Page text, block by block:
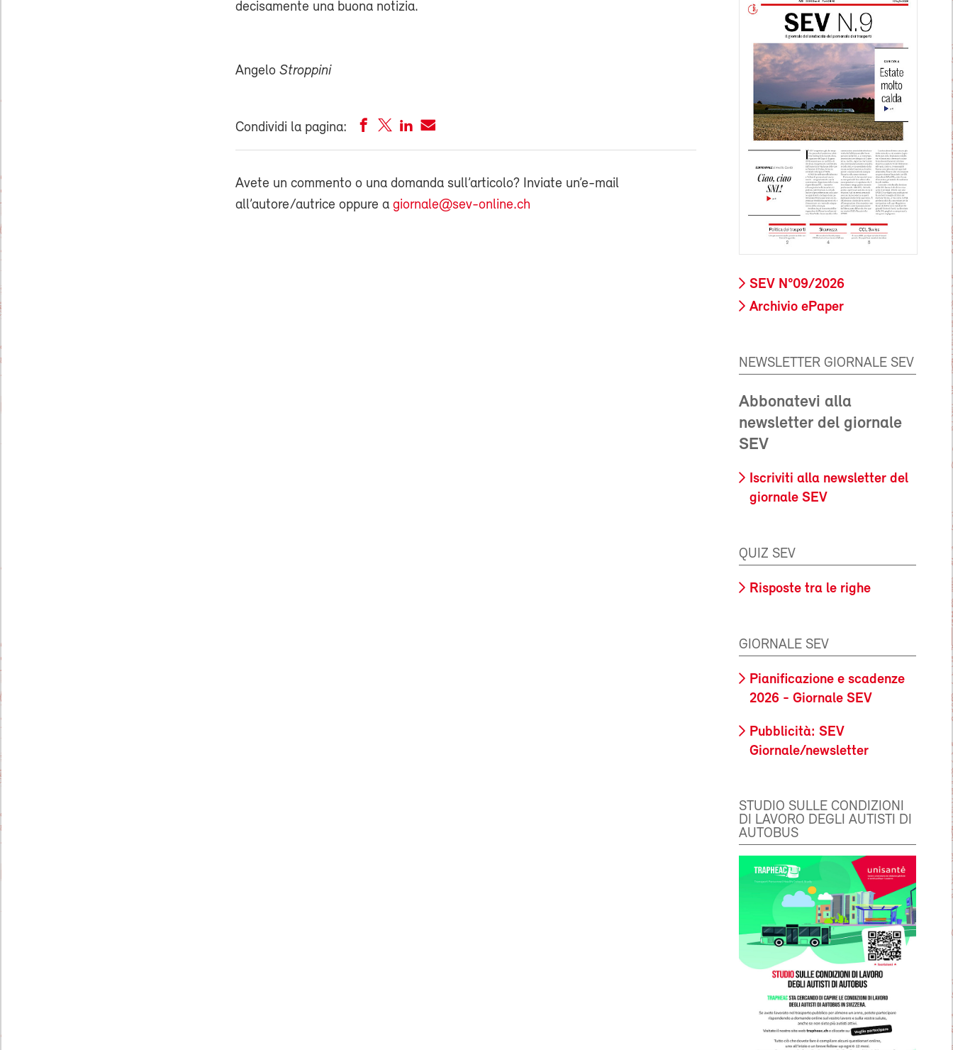
decisamente una buona notizia.
Angelo Stroppini
Condividi la pagina:
Avete un commento o una domanda sull’articolo? Inviate un’e-mail
all’autore/autrice oppure a giornale@sev-online.ch
SEV N°09/2026
Archivio ePaper
NEWSLETTER GIORNALE SEV
Abbonatevi alla
newsletter del giornale
SEV
Iscriviti alla newsletter del
giornale SEV
QUIZ SEV
Risposte tra le righe
GIORNALE SEV
Pianificazione e scadenze
2026 - Giornale SEV
Pubblicità: SEV
Giornale/newsletter
STUDIO SULLE CONDIZIONI
DI LAVORO DEGLI AUTISTI DI
AUTOBUS